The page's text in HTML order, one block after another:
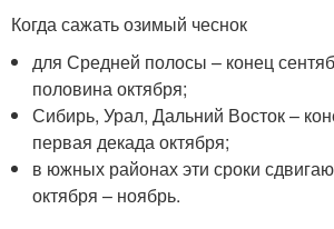
Когда сажать озимый чеснок
для Средней полосы – конец
половина октября;
Сибирь, Урал, Дальний Восток –
первая декада октября;
в южных районах эти сроки
октября – ноябрь.